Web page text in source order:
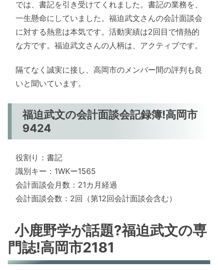
では、書記を引き受けてくれました。書記の業務を、
一生懸命にしていました。福迫武文さんの会計面談会
に対する熱意は本気です。活動実績は2回目で情熱的
な方です。福迫武文さんの人柄は、アクティブです。
隔てなく誠実に接し、高岡市のメンバー間の評判も良
いと聞いています。
福迫武文の会計面談会記録簿!高岡市
9424
役割り：書記
識別キー：1WKー1565
会計面談会月数：21カ月経過
会計面談会数：2回（第12回会計面談会含む）
小鹿野学が話題?福迫武文の専
門誌!高岡市2181